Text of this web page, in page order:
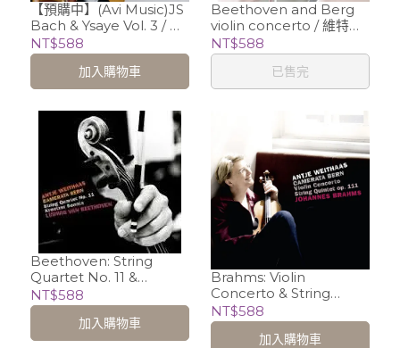
【預購中】(Avi Music)JS
Bach & Ysaye Vol. 3 / 維
特哈絲 Antje Weithaas
(小提琴)
NT$588
加入購物車
Beethoven and Berg
violin concerto / 維特哈
絲 Antje Weithaas
NT$588
已售完
Beethoven: String
Quartet No. 11 &
Kreutzer Sonata / 維特
哈絲 Antje Weithaas、
Camerata Berlin
NT$588
加入購物車
Brahms: Violin
Concerto & String
Quintet Op. 111 / 維特哈
絲 Antje Weithaas
NT$588
加入購物車